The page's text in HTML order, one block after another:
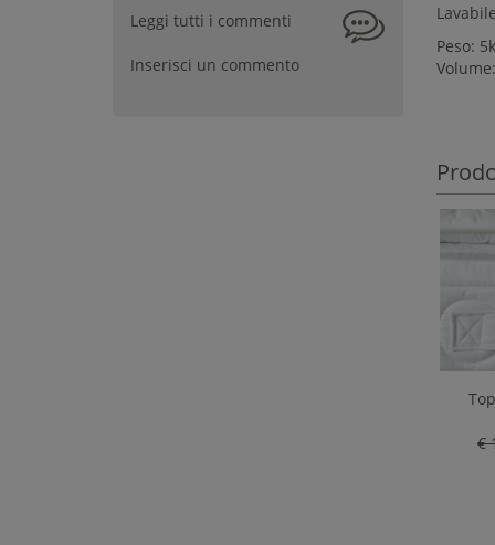
Peso:
€
Leggi tutti i commenti
Inserisci un commento